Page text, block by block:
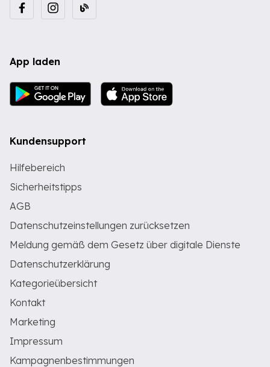
App laden
Kundensupport
Hilfebereich
Sicherheitstipps
AGB
Datenschutzeinstellungen zurücksetzen
Meldung gemäß dem Gesetz über digitale Dienste
Datenschutzerklärung
Kategorieübersicht
Kontakt
Marketing
Impressum
Kampagnenbestimmungen